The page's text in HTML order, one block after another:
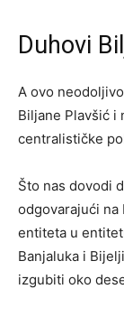
Duhovi
A ovo
Biljane Plavšić i
centralističke
Što nas dovodi
odgovarajući
entiteta u
Banjaluka i
izgubiti oko